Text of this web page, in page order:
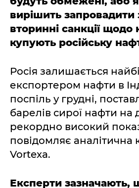
вирішить запровадити
вторинні санкції щодо
купують російську
Росія залишається
експортером нафти в
поспіль у грудні,
барелів сирої нафти на
рекордно високий
повідомляє аналітична
Vortexa.
Експерти зазначають,